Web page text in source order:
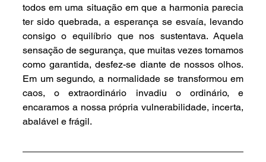
todos em uma situação em que a harmonia parecia
ter sido quebrada, a esperança se esvaía, levando
consigo o equilíbrio que nos sustentava. Aquela
sensação de segurança, que muitas vezes tomamos
como garantida, desfez-se diante de nossos olhos.
Em um segundo, a normalidade se transformou em
caos, o extraordinário invadiu o ordinário, e
encaramos a nossa própria vulnerabilidade, incerta,
abalável e frágil.